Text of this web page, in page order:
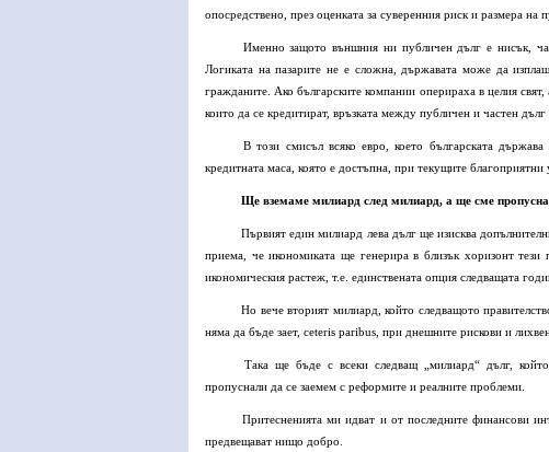
опосредствено, през оценката за суверенния риск и размера на
Именно защото външния ни публичен дълг е нисък,
Логиката на пазарите не е сложна, държавата може да
гражданите. Ако българските компании оперираха в целия
които да се кредитират, връзката между публичен и частен
В този смисъл всяко евро, което българската
кредитната маса, която е достъпна, при текущите
Ще вземаме милиард след милиард, а ще сме
Първият един милиард лева дълг ще изисква
приема, че икономиката ще генерира в близък хоризонт
икономическия растеж, т.е. единствената опция следващата
Но вече вторият милиард, който следващото
няма да бъде зает, ceteris paribus, при днешните рискови и
Така ще бъде с всеки следващ „милиард“ дълг,
пропуснали да се заемем с реформите и реалните проблеми.
Притесненията ми идват и от последните финансови
предвещават нищо добро.